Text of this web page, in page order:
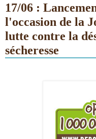
17/06 :
l'occasion de la
lutte contre la
sécheresse